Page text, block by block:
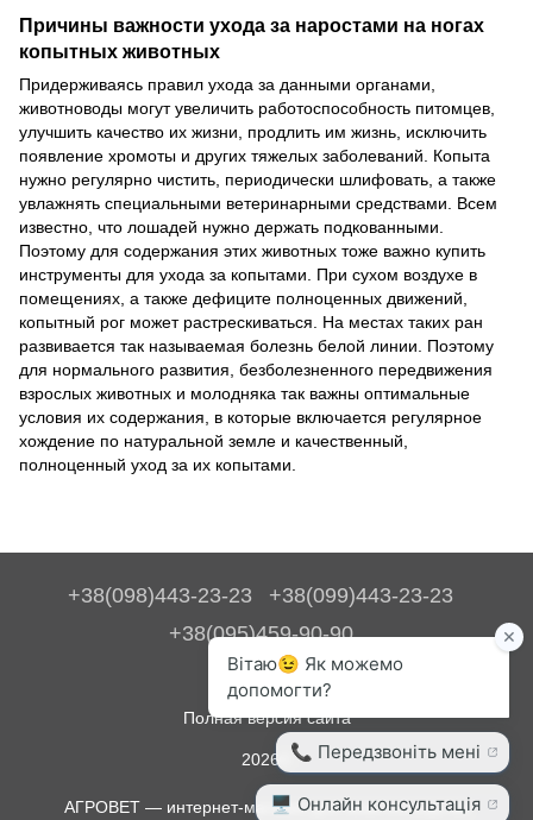
Причины важности ухода за наростами на ногах
копытных животных
Придерживаясь правил ухода за данными органами,
животноводы могут увеличить работоспособность питомцев,
улучшить качество их жизни, продлить им жизнь, исключить
появление хромоты и других тяжелых заболеваний. Копыта
нужно регулярно чистить, периодически шлифовать, а также
увлажнять специальными ветеринарными средствами. Всем
известно, что лошадей нужно держать подкованными.
Поэтому для содержания этих животных тоже важно купить
инструменты для ухода за копытами. При сухом воздухе в
помещениях, а также дефиците полноценных движений,
копытный рог может растрескиваться. На местах таких ран
развивается так называемая болезнь белой линии. Поэтому
для нормального развития, безболезненного передвижения
взрослых животных и молодняка так важны оптимальные
условия их содержания, в которые включается регулярное
хождение по натуральной земле и качественный,
полноценный уход за их копытами.
+38(098)443-23-23
+38(099)443-23-23
+38(095)459-90-90
Контакты
Полная версия сайта
2026©
АГРОВЕТ — интернет-магазин для животноводства